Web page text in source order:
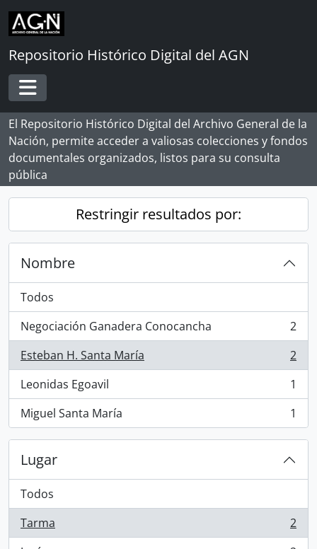
Skip to main content
Repositorio Histórico Digital del AGN
Toggle navigation
El Repositorio Histórico Digital del Archivo General de la
Nación, permite acceder a valiosas colecciones y fondos
documentales organizados, listos para su consulta
pública
Restringir resultados por:
Nombre
Todos
Negociación Ganadera Conocancha
, 2 resultados
2
Esteban H. Santa María
, 2 resultados
2
Leonidas Egoavil
, 1 resultados
1
Miguel Santa María
, 1 resultados 1
Lugar
Todos
Tarma
, 2 resultados
2